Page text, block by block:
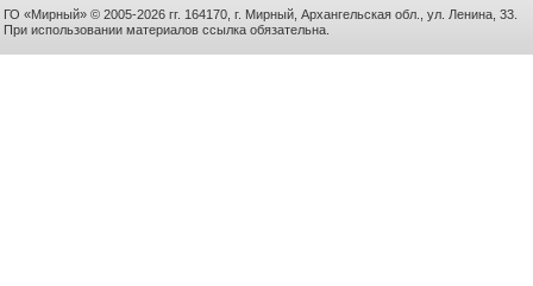
ГО «Мирный» © 2005-2026 гг. 164170, г. Мирный, Архангельская обл., ул. Ленина, 33.
При использовании материалов ссылка обязательна.